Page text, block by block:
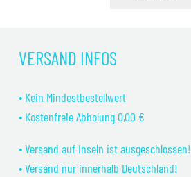
VERSAND INFOS
• Kein Mindestbestellwert
• Kostenfreie Abholung 0,00 €
• Versand auf Inseln ist ausgeschlossen!
• Versand nur innerhalb Deutschland!